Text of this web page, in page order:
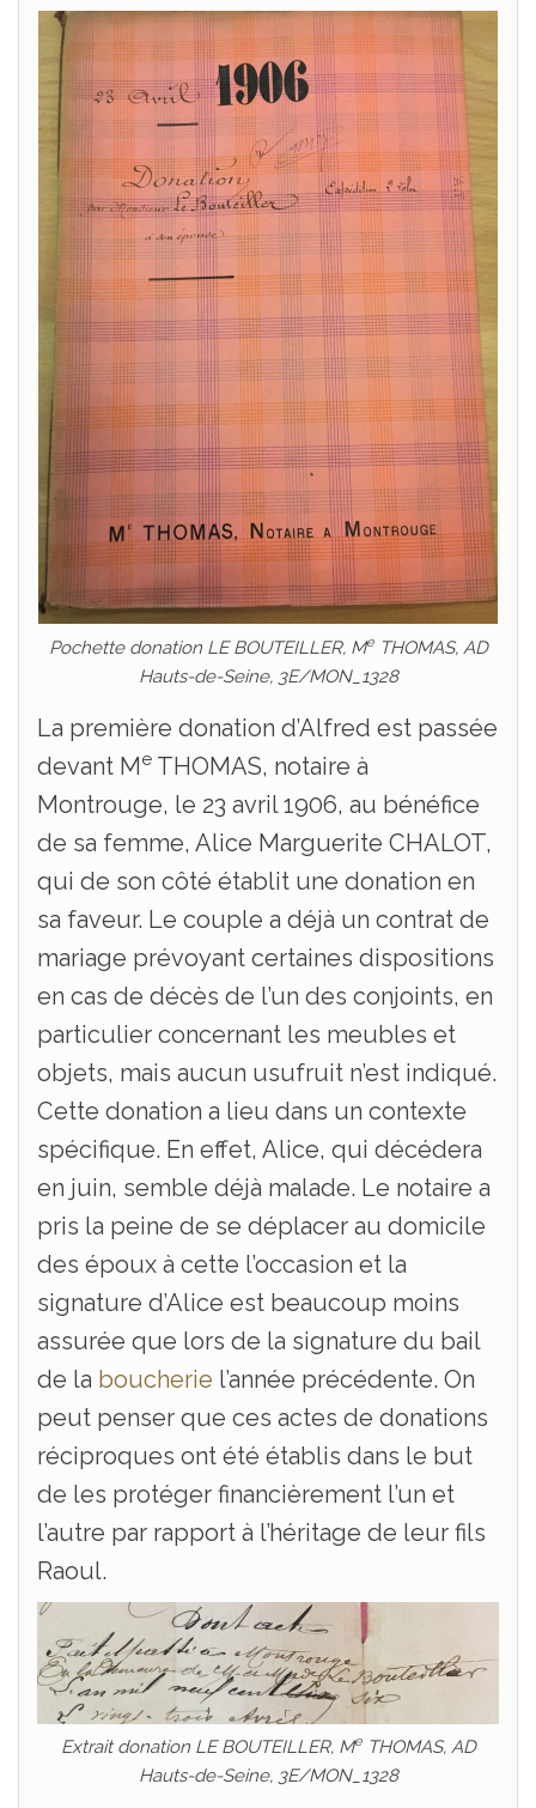
Pochette donation LE BOUTEILLER, MeTHOMAS, AD
Hauts-de-Seine, 3E/MON_1328
La première donation d’Alfred est passée
devant Me THOMAS, notaire à
Montrouge, le 23 avril 1906, au bénéfice
de sa femme, Alice Marguerite CHALOT,
qui de son côté établit une donation en
sa faveur. Le couple a déjà un contrat de
mariage prévoyant certaines dispositions
en cas de décès de l’un des conjoints, en
particulier concernant les meubles et
objets, mais aucun usufruit n’est indiqué.
Cette donation a lieu dans un contexte
spécifique. En effet, Alice, qui décédera
en juin, semble déjà malade. Le notaire a
pris la peine de se déplacer au domicile
des époux à cette l’occasion et la
signature d’Alice est beaucoup moins
assurée que lors de la signature du bail
de la boucherie l’année précédente. On
peut penser que ces actes de donations
réciproques ont été établis dans le but
de les protéger financièrement l’un et
l’autre par rapport à l’héritage de leur fils
Raoul.
Extrait donation LE BOUTEILLER, MeTHOMAS, AD
Hauts-de-Seine, 3E/MON_1328